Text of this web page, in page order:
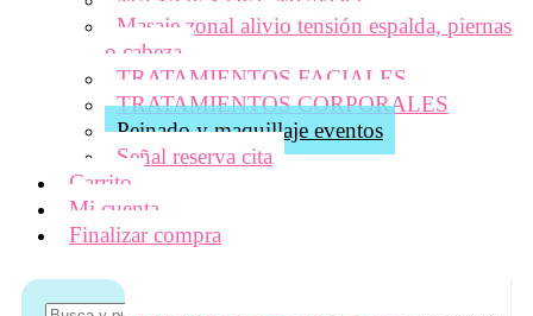
Masaje zonal alivio tensión espalda, piernas
o cabeza
TRATAMIENTOS FACIALES
TRATAMIENTOS CORPORALES
Peinado y maquillaje eventos
Señal reserva cita
Carrito
Mi cuenta
Finalizar compra